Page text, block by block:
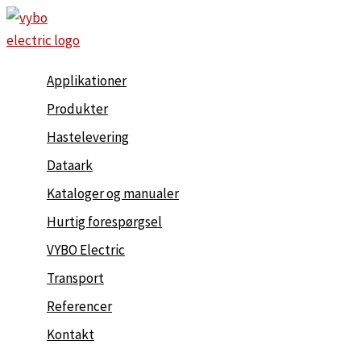
Gå
til
Applikationer
Produkter
Hastelevering
Dataark
Kataloger og manualer
Hurtig forespørgsel
VYBO Electric
Transport
Referencer
Kontakt